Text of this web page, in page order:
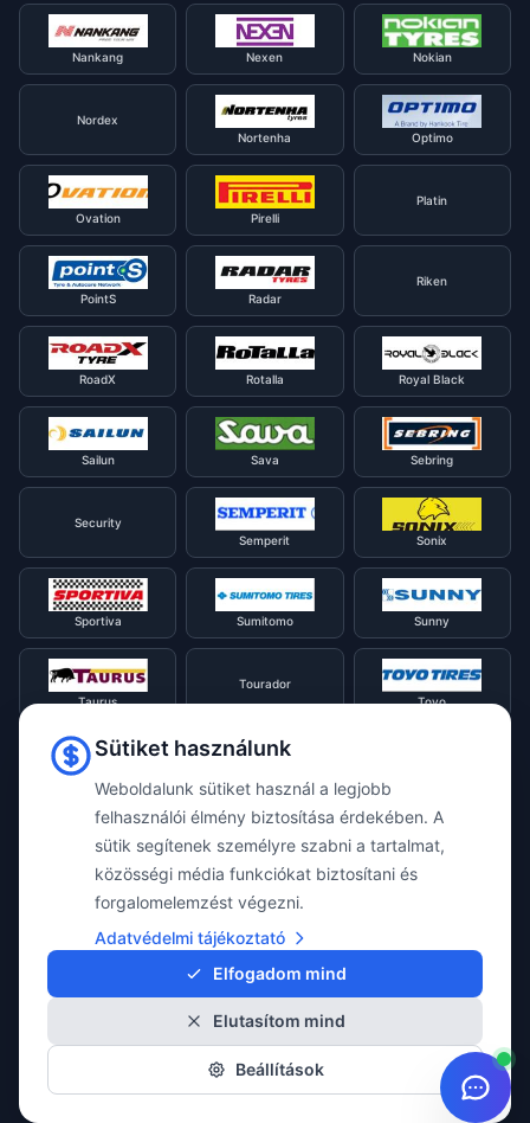
Nankang Nexen Nokian
Nordex
Nortenha
Optimo
Ovation Pirelli
Platin
PointS Radar
Riken
RoadX Rotalla Royal Black
Sailun Sava Sebring
Security
Semperit
Sonix
Sportiva Sumitomo Sunny
Taurus
Tourador
Toyo
Tracmax
Triangle
Viking Voyager
Vredestein
© 2026 Taylor Webshop. Minden jog fenntartva.
Sütiket használunk
Weboldalunk sütiket használ a legjobb
felhasználói élmény biztosítása érdekében. A
sütik segítenek személyre szabni a tartalmat,
közösségi média funkciókat biztosítani és
forgalomelemzést végezni.
Adatvédelmi tájékoztató
Elfogadom mind
Elutasítom mind
Beállítások